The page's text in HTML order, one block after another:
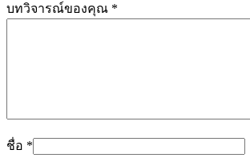
บทวิจารณ์ของคุณ *
ชื่อ *